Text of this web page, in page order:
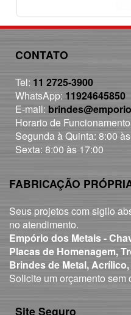
CONTATO
Tel: 11 2725-3900
WhatsApp: 11924645850
E-mail:
Horario de Funcionamento
Segunda à Quinta: 8:00
Sexta: 8:00 às 17:00
FABRICAÇÃO
Seus projetos com sigilo
no atendimento.
Empório dos Metais -
Placas de Homenagem,
Brindes de Metal,
Solicite um orçamento sem
Site Seguro